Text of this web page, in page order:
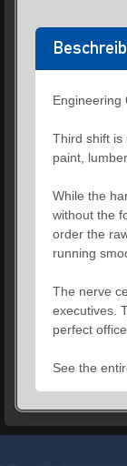
Engineering
Third shift is
paint,
While the
without the
order the
running
The nerve
executives.
perfect
See the